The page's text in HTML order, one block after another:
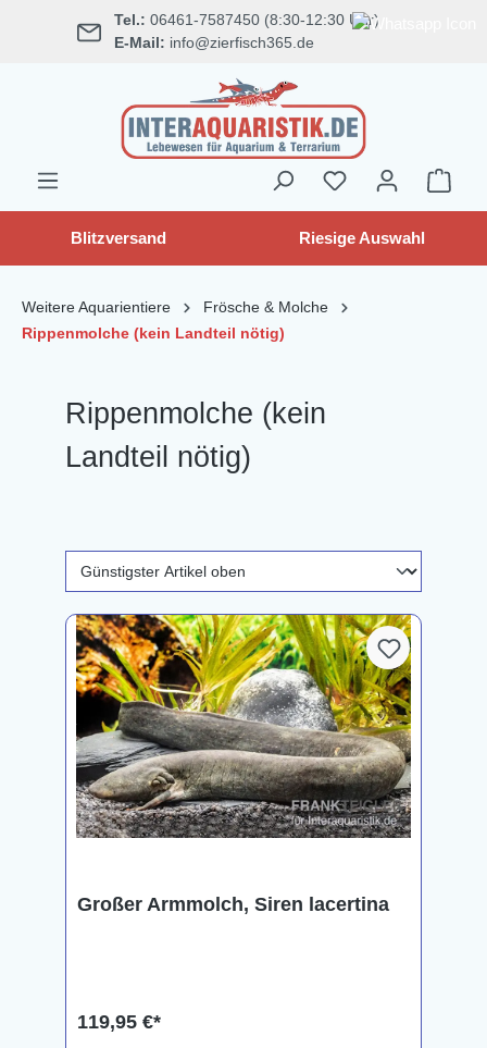
springen Tel.: 06461-7587450 (8:30-12:30 Uhr)
E-Mail: info@zierfisch365.de
Blitzversand Riesige Auswahl
Weitere Aquarientiere
Frösche & Molche
Rippenmolche (kein Landteil nötig)
Rippenmolche (kein
Landteil nötig)
Großer Armmolch, Siren lacertina
119,95 €*